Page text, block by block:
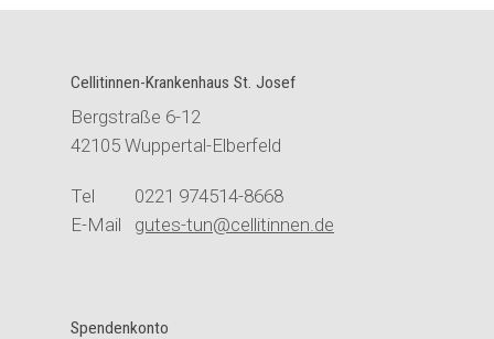
Cellitinnen-Krankenhaus St. Josef
Bergstraße 6-12
42105 Wuppertal-Elberfeld
Tel 0221 974514-8668
E-Mail gutes-tun@cellitinnen.de
Spendenkonto